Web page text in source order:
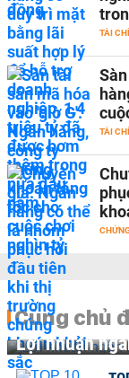
TÀI
TÀI
Cùng chủ
Lợi nhuận